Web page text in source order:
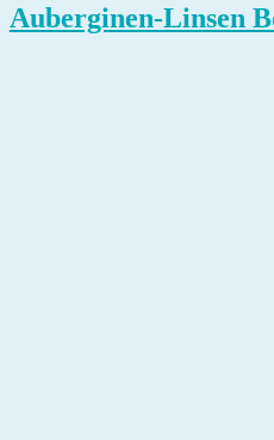
Auberginen-Linsen